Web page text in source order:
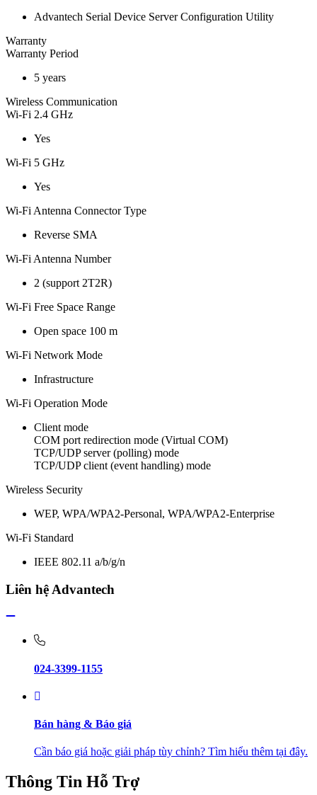
Advantech Serial Device Server Configuration Utility
Warranty
Warranty Period
5 years
Wireless Communication
Wi-Fi 2.4 GHz
Yes
Wi-Fi 5 GHz
Yes
Wi-Fi Antenna Connector Type
Reverse SMA
Wi-Fi Antenna Number
2 (support 2T2R)
Wi-Fi Free Space Range
Open space 100 m
Wi-Fi Network Mode
Infrastructure
Wi-Fi Operation Mode
Client mode
COM port redirection mode (Virtual COM)
TCP/UDP server (polling) mode
TCP/UDP client (event handling) mode
Wireless Security
WEP, WPA/WPA2-Personal, WPA/WPA2-Enterprise
Wi-Fi Standard
IEEE 802.11 a/b/g/n
Liên hệ Advantech
024-3399-1155
Bán hàng & Báo giá
Cần báo giá hoặc giải pháp tùy chỉnh? Tìm hiểu thêm tại đây.
Thông Tin Hỗ Trợ